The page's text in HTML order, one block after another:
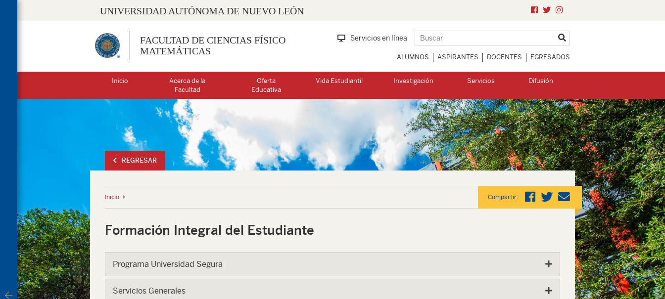
UNIVERSIDAD AUTÓNOMA DE NUEVO LEÓN
FACULTAD DE CIENCIAS FÍSICO
MATEMÁTICAS
Servicios en línea
ALUMNOS ASPIRANTES DOCENTES EGRESADOS
Inicio
Acerca de la
Facultad
Oferta
Educativa
Vida Estudiantil Investigación Servicios Difusión
REGRESAR
Inicio Compartir:
Formación Integral del Estudiante
Programa Universidad Segura
Servicios Generales